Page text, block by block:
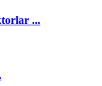
...